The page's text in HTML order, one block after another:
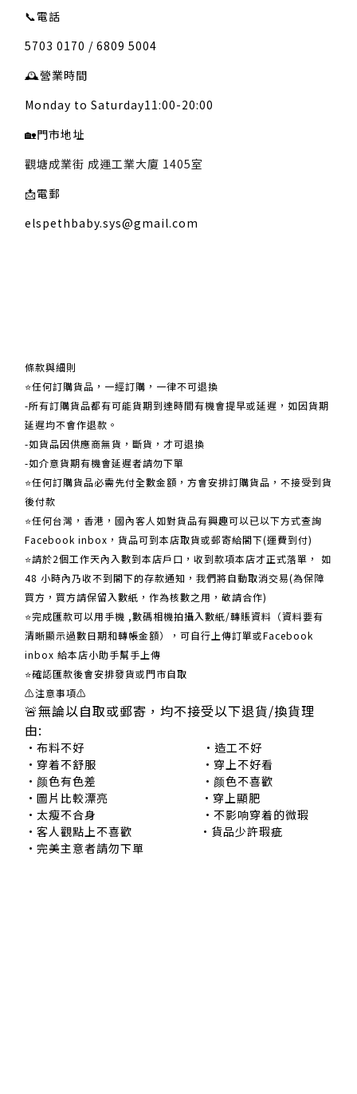
📞電話
5703 0170 / 6809 5004
🕰️營業時間
Monday to Saturday11:00-20:00
🏡門市地址
觀塘成業街 成運工業大廈 1405室
📩電郵
elspethbaby.sys@gmail.com
條款與細則
⭐任何訂購貨品，一經訂購，一律不可退換
-所有訂購貨品都有可能貨期到達時間有機會提早或延遲，如因貨期
延遲均不會作退款。
-如貨品因供應商無貨，斷貨，才可退換
-如介意貨期有機會延遲者請勿下單
⭐任何訂購貨品必需先付全數金額，方會安排訂購貨品，不接受到貨
後付款
⭐任何台灣，香港，國內客人如對貨品有興趣可以已以下方式查詢
Facebook inbox，貨品可到本店取貨或郵寄給閣下(運費到付)
​​⭐請於2個工作天內入數到本店戶口，收到款項本店才正式落單， 如
48 小時內乃收不到閣下的存款通知，我們將自動取消交易(為保障
買方，買方請保留入數紙，作為核數之用，敬請合作)
⭐完成匯款可以用手機 ,數碼相機拍攝入數紙/轉賬資料（資料要有
清晰顯示過數日期和轉帳金額），可自行上傳訂單或Facebook
inbox 給本店小助手幫手上傳
⭐確認匯款後會安排發貨或門市自取
⚠注意事項⚠
🚨無論以自取或郵寄，均不接受以下退貨/換貨理
由:
•布料不好 •造工不好
•穿着不舒服 •穿上不好看
•颜色有色差 •颜色不喜歡
•圖片比較漂亮 •穿上顯肥
•太瘦不合身 •不影响穿着的微瑕
•客人觀點上不喜歡 •貨品少許瑕疵
•完美主意者請勿下單